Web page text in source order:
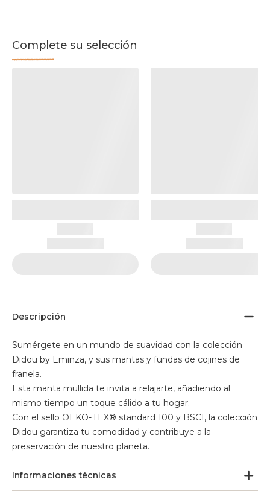
Complete su selección
Descripción
Sumérgete en un mundo de suavidad con la colección
Didou by Eminza, y sus mantas y fundas de cojines de
franela.
Esta manta mullida te invita a relajarte, añadiendo al
mismo tiempo un toque cálido a tu hogar.
Con el sello OEKO-TEX® standard 100 y BSCI, la colección
Didou garantiza tu comodidad y contribuye a la
preservación de nuestro planeta.
Informaciones técnicas